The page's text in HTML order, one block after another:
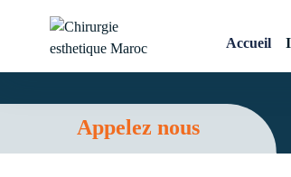
Chirurgie esthetique
Accueil
Anneau
Appelez nous